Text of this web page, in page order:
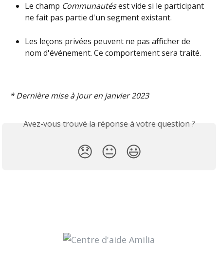
Le champ Communautés est vide si le participant
ne fait pas partie d'un segment existant.
Les leçons privées peuvent ne pas afficher de
nom d'événement. Ce comportement sera traité.
* Dernière mise à jour en janvier 2023
Avez-vous trouvé la réponse à votre question ?
😞 😐 😃